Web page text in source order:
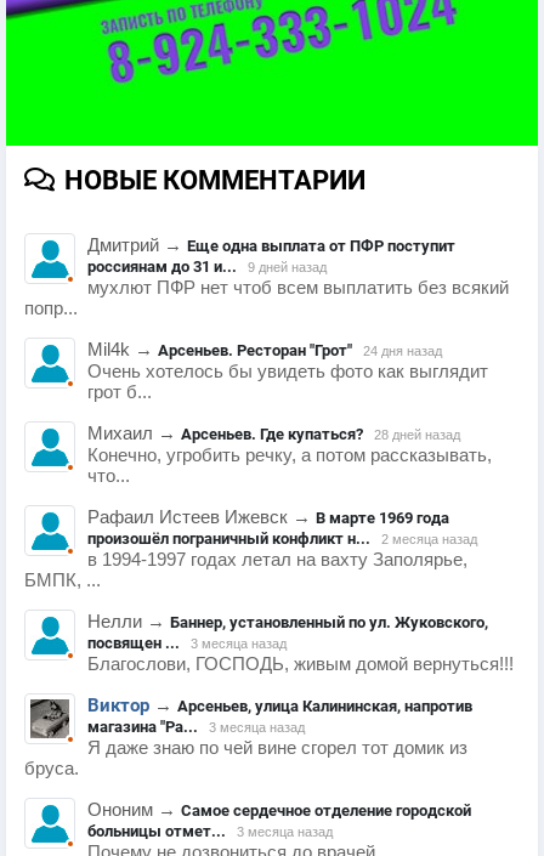
НОВЫЕ КОММЕНТАРИИ
Дмитрий → Еще одна выплата от ПФР поступит
россиянам до 31 и...
9 дней назад
мухлют ПФР нет чтоб всем выплатить без всякий
попр...
Mil4k → Арсеньев. Ресторан "Грот" 24 дня назад
Очень хотелось бы увидеть фото как выглядит
грот б...
Михаил → Арсеньев. Где купаться? 28 дней назад
Конечно, угробить речку, а потом рассказывать,
что...
Рафаил Истеев Ижевск → В марте 1969 года
произошёл пограничный конфликт н...
2 месяца назад
в 1994-1997 годах летал на вахту Заполярье,
БМПК, ...
Нелли → Баннер, установленный по ул. Жуковского,
посвящен ...
3 месяца назад
Благослови, ГОСПОДЬ, живым домой вернуться!!!
Виктор → Арсеньев, улица Калининская, напротив
магазина "Ра...
3 месяца назад
Я даже знаю по чей вине сгорел тот домик из
бруса.
Ононим → Самое сердечное отделение городской
больницы отмет...
3 месяца назад
Почему не дозвониться до врачей